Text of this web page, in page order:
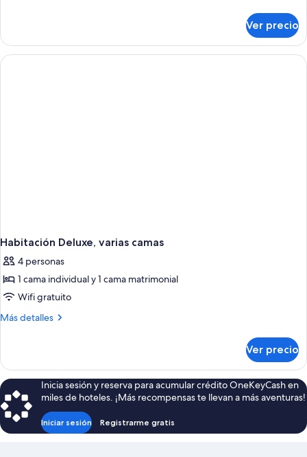
(Premium
Room
with
Deluxe,
camas
Ver precio
Habitación Deluxe, varias camas
4 personas
1 cama individual y 1 cama matrimonial
Wifi gratuito
Más detalles
Más
Deluxe,
varias
camas
Ver precio
Inicia sesión y reserva para acumular crédito OneKeyCash en
miles de hoteles. ¡Más recompensas te llevan a más aventuras!
Iniciar sesión Registrarme gratis